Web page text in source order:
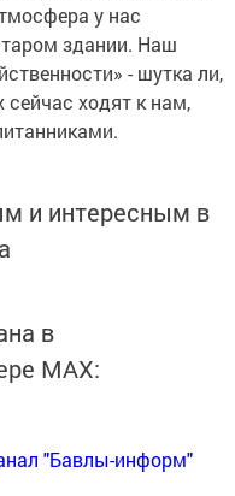
у нас
здании. Наш
- шутка ли,
сейчас ходят к нам,
и интересным в
в
MАХ:
"Бавлы-информ"